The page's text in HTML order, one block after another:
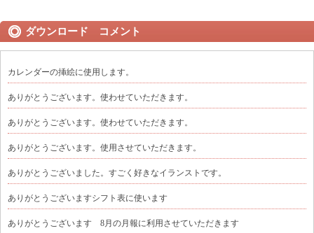
ダウンロード コメント
カレンダーの挿絵に使用します。
ありがとうございます。使わせていただきます。
ありがとうございます。使わせていただきます。
ありがとうございます。使用させていただきます。
ありがとうございました。すごく好きなイランストです。
ありがとうございますシフト表に使います
ありがとうございます 8月の月報に利用させていただきます